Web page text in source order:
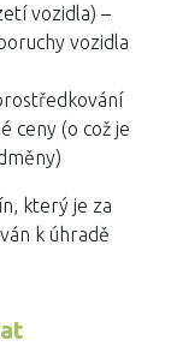
vozidla) –
vozidla
ceny (o což je
který je za
k úhradě